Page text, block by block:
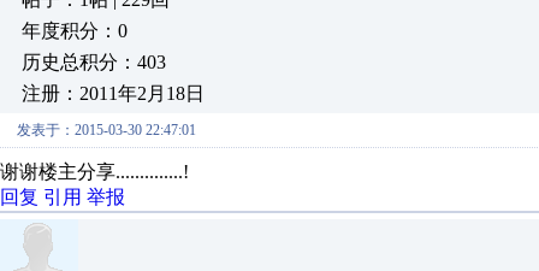
年度积分：0
历史总积分：403
注册：2011年2月18日
发表于：2015-03-30 22:47:01
谢谢楼主分享..............!
回复 引用 举报